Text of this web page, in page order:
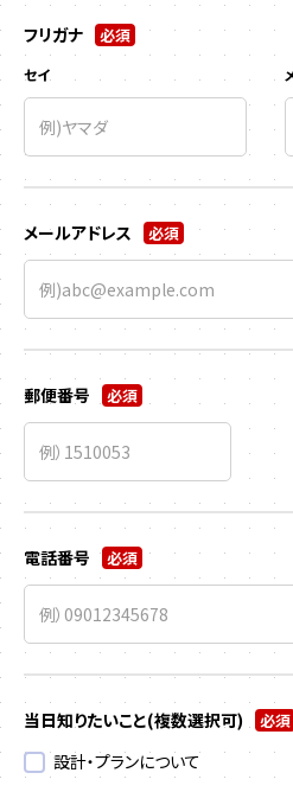
フリガナ 必須
セイ
メールアドレス 必須
郵便番号 必須
電話番号 必須
当日知りたいこと(複数選択可) 必須
設計・プランについて